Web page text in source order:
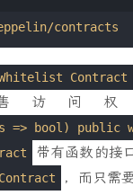
Contract
访问
=> bool) public
带有函数的接
，而只需